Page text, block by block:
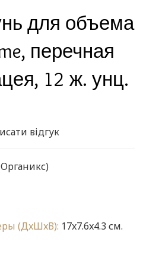
для объема
перечная
12 ж. унц.
відгук
(ДxШxВ): 17x7.6x4.3 см.